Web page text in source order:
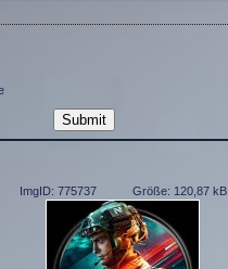
ImgID: 775737 Größe: 120,87 kB